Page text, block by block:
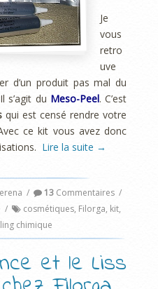
Je
vous
retro
uve
d’un produit pas mal du
s’agit du Meso-Peel. C’est
qui est censé rendre votre
ce kit vous avez donc
Lire la suite →
/ 13 Commentaires /
/ cosmétiques, Filorga, kit,
chimique
et le Liss